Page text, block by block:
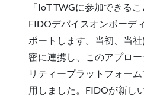
「IoT TWGに参加できる
FIDOデバイスオンボーデ
ポートします。当初、当
密に連携し、このアプロ
リティープラットフォー
用しました。FIDOが新し